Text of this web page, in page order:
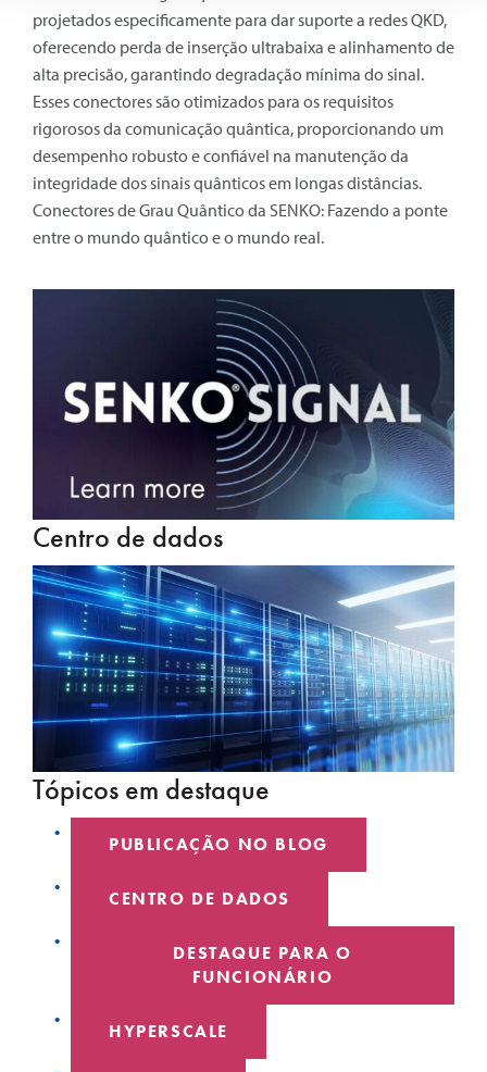
projetados especificamente para dar suporte a redes QKD,
oferecendo perda de inserção ultrabaixa e alinhamento de
alta precisão, garantindo degradação mínima do sinal.
Esses conectores são otimizados para os requisitos
rigorosos da comunicação quântica, proporcionando um
desempenho robusto e confiável na manutenção da
integridade dos sinais quânticos em longas distâncias.
Conectores de Grau Quântico da SENKO: Fazendo a ponte
entre o mundo quântico e o mundo real.
Centro de dados
Tópicos em destaque
PUBLICAÇÃO NO BLOG
CENTRO DE DADOS
DESTAQUE PARA O
FUNCIONÁRIO
HYPERSCALE